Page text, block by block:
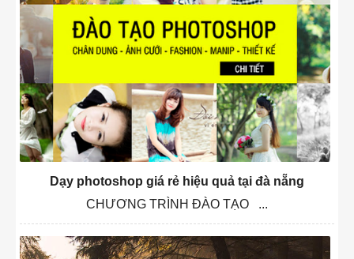
Dạy photoshop giá rẻ hiệu quả tại đà nẵng
CHƯƠNG TRÌNH ĐÀO TẠO ...